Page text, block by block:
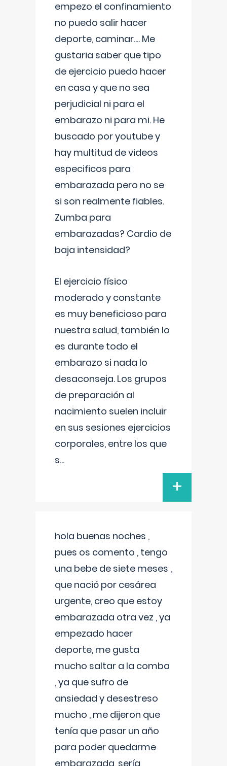
empezo el confinamiento
no puedo salir hacer
deporte, caminar.... Me
gustaria saber que tipo
de ejercicio puedo hacer
en casa y que no sea
perjudicial ni para el
embarazo ni para mi. He
buscado por youtube y
hay multitud de videos
especificos para
embarazada pero no se
si son realmente fiables.
Zumba para
embarazadas? Cardio de
baja intensidad?
El ejercicio físico
moderado y constante
es muy beneficioso para
nuestra salud, también lo
es durante todo el
embarazo si nada lo
desaconseja. Los grupos
de preparación al
nacimiento suelen incluir
en sus sesiones ejercicios
corporales, entre los que
s...
+
hola buenas noches ,
pues os comento , tengo
una bebe de siete meses ,
que nació por cesárea
urgente, creo que estoy
embarazada otra vez , ya
empezado hacer
deporte, me gusta
mucho saltar a la comba
, ya que sufro de
ansiedad y desestreso
mucho , me dijeron que
tenía que pasar un año
para poder quedarme
embarazada, sería